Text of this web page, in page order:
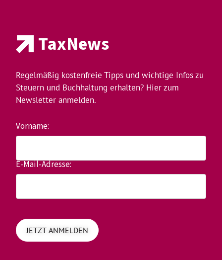
TaxNews
Regelmäßig kostenfreie Tipps und wichtige Infos zu
Steuern und Buchhaltung erhalten? Hier zum
Newsletter anmelden.
Vorname:
E-Mail-Adresse: